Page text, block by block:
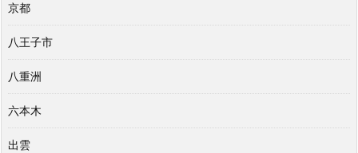
京都
八王子市
八重洲
六本木
出雲